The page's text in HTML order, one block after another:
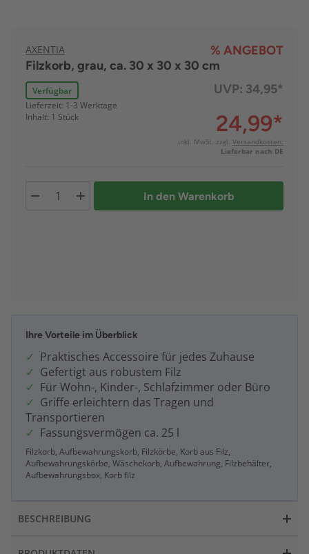
AXENTIA
% ANGEBOT
Filzkorb, grau, ca. 30 x 30 x 30 cm
Verfügbar
Lieferzeit: 1-3 Werktage
Inhalt: 1 Stück
UVP: 34,95*
24,99*
inkl. MwSt. zzgl. Versandkosten:
Lieferbar nach DE
In den Warenkorb
Ihre Vorteile im Überblick
Praktisches Accessoire für jedes Zuhause
Gefertigt aus robustem Filz
Für Wohn-, Kinder-, Schlafzimmer oder Büro
Griffe erleichtern das Tragen und
Transportieren
Fassungsvermögen ca. 25 l
Filzkorb, Aufbewahrungskorb, Filzkörbe, Korb aus Filz,
Aufbewahrungskörbe, Wäschekorb, Aufbewahrung, Filzbehälter,
Aufbewahrungsbox, Korb filz
BESCHREIBUNG